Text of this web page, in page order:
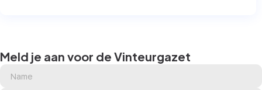
Meld je aan voor de Vinteurgazet